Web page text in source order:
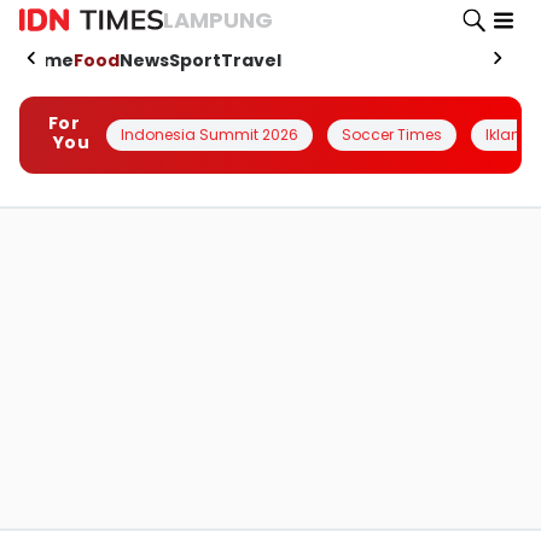
LAMPUNG
HomeFoodNewsSportTravel
For
You
Indonesia Summit 2026 Soccer Times Iklanin